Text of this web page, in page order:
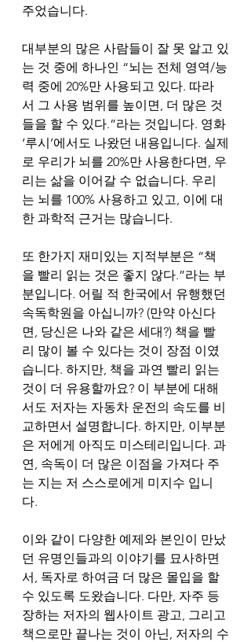
주었습니다.
대부분의 많은 사람들이 잘 못 알고 있
는 것 중에 하나인 “뇌는 전체 영역/능
력 중에 20%만 사용되고 있다. 따라
서 그 사용 범위를 높이면, 더 많은 것
들을 할 수 있다.”라는 것입니다. 영화
‘루시’에서도 나왔던 내용입니다. 실제
로 우리가 뇌를 20%만 사용한다면, 우
리는 삶을 이어갈 수 없습니다. 우리
는 뇌를 100% 사용하고 있고, 이에 대
한 과학적 근거는 많습니다.
또 한가지 재미있는 지적부분은 “책
을 빨리 읽는 것은 좋지 않다.”라는 부
분입니다. 어릴 적 한국에서 유행했던
속독학원을 아십니까? (만약 아신다
면, 당신은 나와 같은 세대?) 책을 빨
리 많이 볼 수 있다는 것이 장점 이였
습니다. 하지만, 책을 과연 빨리 읽는
것이 더 유용할까요? 이 부분에 대해
서도 저자는 자동차 운전의 속도를 비
교하면서 설명합니다. 하지만, 이부분
은 저에게 아직도 미스테리입니다. 과
연, 속독이 더 많은 이점을 가져다 주
는 지는 저 스스로에게 미지수 입니
다.
이와 같이 다양한 예제와 본인이 만났
던 유명인들과의 이야기를 묘사하면
서, 독자로 하여금 더 많은 몰입을 할
수 있도록 도왔습니다. 다만, 자주 등
장하는 저자의 웹사이트 광고, 그리고
책으로만 끝나는 것이 아닌, 저자의 수